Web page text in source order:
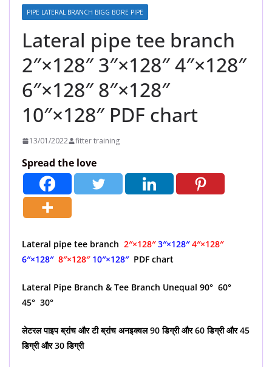
PIPE LATERAL BRANCH BIGG BORE PIPE
Lateral pipe tee branch
2″×128″ 3″×128″ 4″×128″
6″×128″ 8″×128″
10″×128″ PDF chart
13/01/2022 fitter training
Spread the love
Lateral pipe tee branch 2″×128″ 3″×128″ 4″×128″
6″×128″ 8″×128″ 10″×128″PDF chart
Lateral Pipe Branch & Tee Branch Unequal 90° 60°
45° 30°
लेटरल पाइप ब्रांच और टी ब्रांच अनइक्वल 90 डिग्री और 60 डिग्री और 45
डिग्री और 30 डिग्री